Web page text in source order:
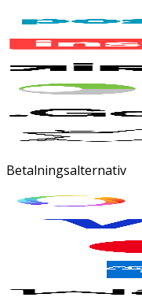
Betalningsalternativ